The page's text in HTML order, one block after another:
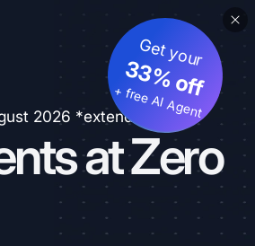
2026 *extended
at Zero
Get your
33% off
+ free AI Agent